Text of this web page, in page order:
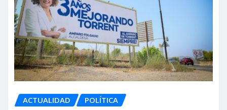
ACTUALIDAD POLÍTICA